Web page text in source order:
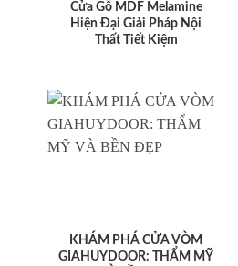
Cửa Gỗ MDF Melamine
Hiện Đại Giải Pháp Nội
Thất Tiết Kiệm
KHÁM PHÁ CỬA VÒM
GIAHUYDOOR: THẨM MỸ